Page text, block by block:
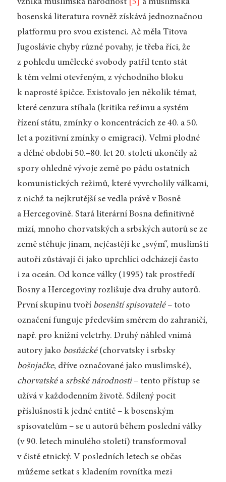
bosenská literatura rovněž získává jednoznačnou
platformu pro svou existenci. Ač měla Titova
Jugoslávie chyby různé povahy, je třeba říci, že
z pohledu umělecké svobody patřil tento stát
k těm velmi otevřeným, z východního bloku
k naprosté špičce. Existovalo jen několik témat,
které cenzura stíhala (kritika režimu a systém
řízení státu, zmínky o koncentrácích ze 40. a 50.
let a pozitivní zmínky o emigraci). Velmi plodné
a dělné období 50.–80. let 20. století ukončily až
spory ohledně vývoje země po pádu ostatních
komunistických režimů, které vyvrcholily válkami,
z nichž ta nejkrutější se vedla právě v Bosně
a Hercegovině. Stará literární Bosna definitivně
mizí, mnoho chorvatských a srbských autorů se ze
země stěhuje jinam, nejčastěji ke „svým“, muslimští
autoři zůstávají či jako uprchlíci odcházejí často
i za oceán. Od konce války (1995) tak prostředí
Bosny a Hercegoviny rozlišuje dva druhy autorů.
První skupinu tvoří bosenští spisovatelé– toto
označení funguje především směrem do zahraničí,
např. pro knižní veletrhy. Druhý náhled vnímá
autory jako bosňácké(chorvatsky i srbsky
bošnjačke, dříve označované jako muslimské),
chorvatskéa srbské národnosti– tento přístup se
užívá v každodenním životě. Sdílený pocit
příslušnosti k jedné entitě – k bosenským
spisovatelům – se u autorů během poslední války
(v 90. letech minulého století) transformoval
v čistě etnický. V posledních letech se občas
můžeme setkat s kladením rovnítka mezi